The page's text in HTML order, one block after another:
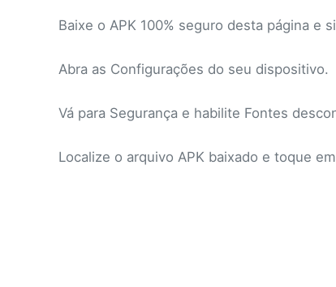
Baixe o APK 100% seguro desta página e
Abra as Configurações do seu dispositivo.
Vá para Segurança e habilite Fontes
Localize o arquivo APK baixado e toque